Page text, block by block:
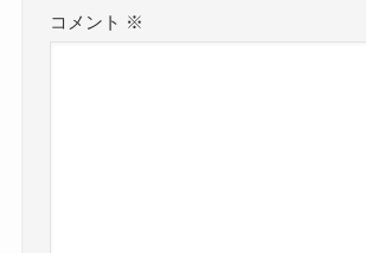
コメント ※